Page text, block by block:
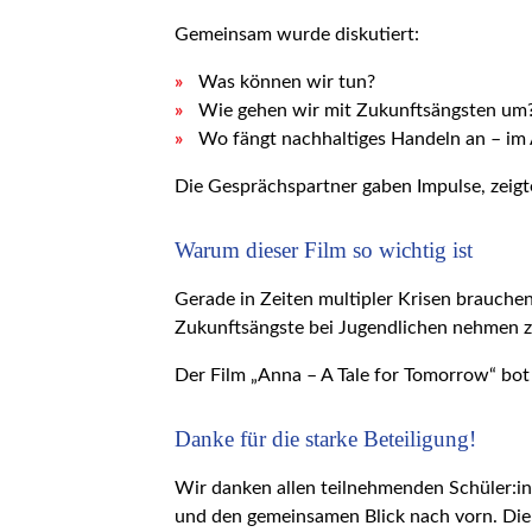
Gemeinsam wurde diskutiert:
Was können wir tun?
Wie gehen wir mit Zukunftsängsten
Wo fängt nachhaltiges Handeln an –
Die Gesprächspartner gaben Impulse,
Warum dieser Film so wichtig ist
Gerade in Zeiten multipler Krisen
Zukunftsängste bei Jugendlichen nehmen
Der Film „Anna – A Tale for Tomorrow“
Danke für die starke Beteiligung!
Wir danken allen teilnehmenden
und den gemeinsamen Blick nach vorn.